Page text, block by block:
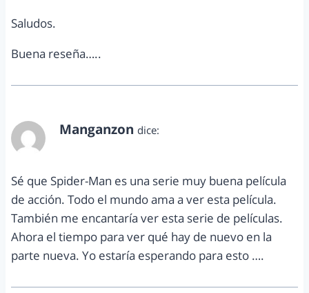
Saludos.
Buena reseña…..
Manganzon dice:
Sé que Spider-Man es una serie muy buena película
de acción. Todo el mundo ama a ver esta película.
También me encantaría ver esta serie de películas.
Ahora el tiempo para ver qué hay de nuevo en la
parte nueva. Yo estaría esperando para esto ….